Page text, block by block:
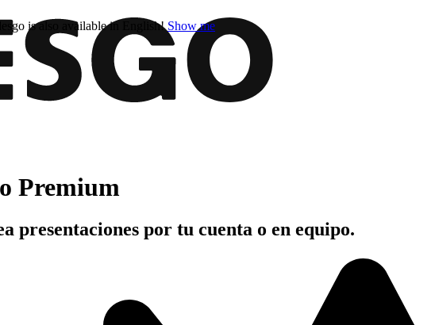
is also available in English! Show me
Premium
presentaciones por tu cuenta o en equipo.